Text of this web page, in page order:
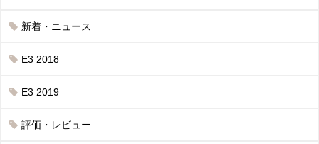
新着・ニュース
E3 2018
E3 2019
評価・レビュー